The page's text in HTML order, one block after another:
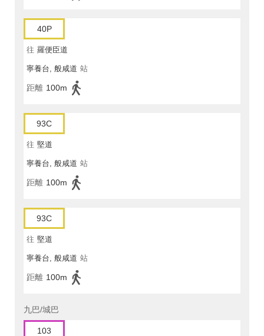
40P
往 羅便臣道
寧養台, 般咸道 站
距離 100m
93C
往 堅道
寧養台, 般咸道 站
距離 100m
93C
往 堅道
寧養台, 般咸道 站
距離 100m
九巴/城巴
103